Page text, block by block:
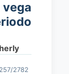
vega
2782